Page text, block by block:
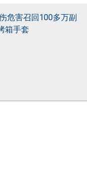
危害召回100多万副
箱手套